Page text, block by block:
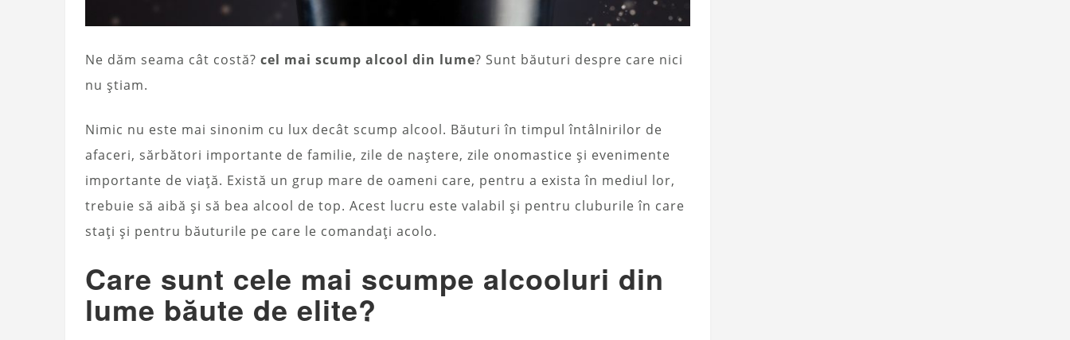
Ne dăm seama cât costă? cel mai scump alcool din lume? Sunt băuturi despre care nici
nu știam.
Nimic nu este mai sinonim cu lux decât scump alcool. Băuturi în timpul întâlnirilor de
afaceri, sărbători importante de familie, zile de naștere, zile onomastice și evenimente
importante de viață. Există un grup mare de oameni care, pentru a exista în mediul lor,
trebuie să aibă și să bea alcool de top. Acest lucru este valabil și pentru cluburile în care
stați și pentru băuturile pe care le comandați acolo.
Care sunt cele mai scumpe alcooluri din
lume băute de elite?